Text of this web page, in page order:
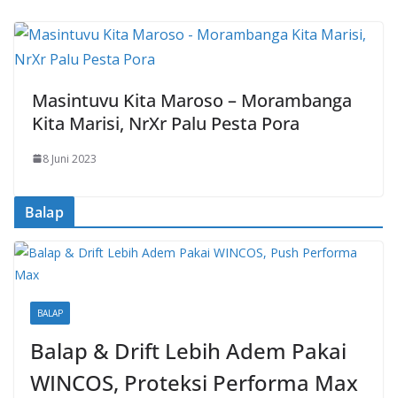
Masintuvu Kita Maroso – Morambanga
Kita Marisi, NrXr Palu Pesta Pora
8 Juni 2023
Balap
BALAP
Balap & Drift Lebih Adem Pakai
WINCOS, Proteksi Performa Max